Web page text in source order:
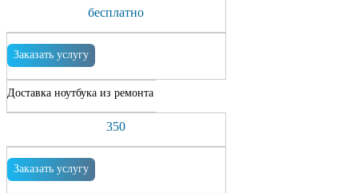
бесплатно
Заказать услугу
Доставка ноутбука из ремонта
350
Заказать услугу